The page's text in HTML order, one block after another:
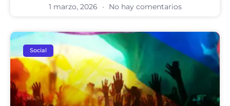
1 marzo, 2026 No hay comentarios
Social